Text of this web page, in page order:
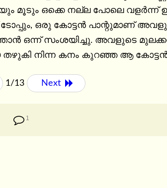
മൂടും ഒക്കെ നല്ല പോലെ വളര്‍ന്ന്
ഒരു കോട്ടന്‍ പാന്റുമാണ്
ഒന്ന് സംശയിച്ചു. അവളുടെ
തഴുകി നിന്ന കനം കുറഞ്ഞ ആ കോട്ടന്‍
1/13 Next
1